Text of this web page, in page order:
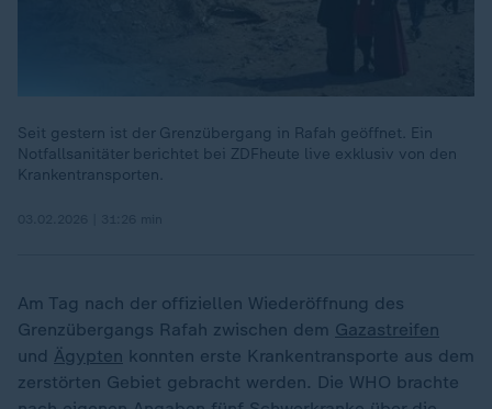
Seit gestern ist der Grenzübergang in Rafah geöffnet. Ein
Notfallsanitäter berichtet bei ZDFheute live exklusiv von den
Krankentransporten.
Am Tag nach der offiziellen Wiederöffnung des
Grenzübergangs Rafah zwischen dem Gazastreifen
und Ägypten konnten erste Krankentransporte aus dem
zerstörten Gebiet gebracht werden. Die WHO brachte